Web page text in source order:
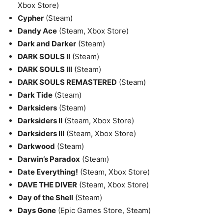
Xbox Store)
Cypher (Steam)
Dandy Ace (Steam, Xbox Store)
Dark and Darker (Steam)
DARK SOULS II (Steam)
DARK SOULS III (Steam)
DARK SOULS REMASTERED (Steam)
Dark Tide (Steam)
Darksiders (Steam)
Darksiders II (Steam, Xbox Store)
Darksiders III (Steam, Xbox Store)
Darkwood (Steam)
Darwin’s Paradox (Steam)
Date Everything! (Steam, Xbox Store)
DAVE THE DIVER (Steam, Xbox Store)
Day of the Shell (Steam)
Days Gone (Epic Games Store, Steam)